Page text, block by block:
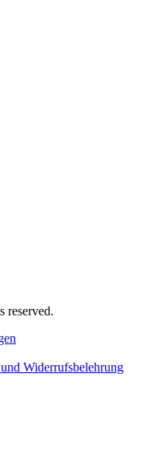
reserved.
Widerrufsbelehrung